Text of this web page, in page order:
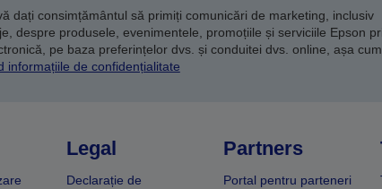
dați consimțământul să primiți comunicări de marketing, inclusiv
despre produsele, evenimentele, promoțiile și serviciile Epson
pe baza preferințelor dvs. și conduitei dvs. online, așa cum
informațiile de confidențialitate
Legal
Declarație de
Partners
Portal pentru parteneri